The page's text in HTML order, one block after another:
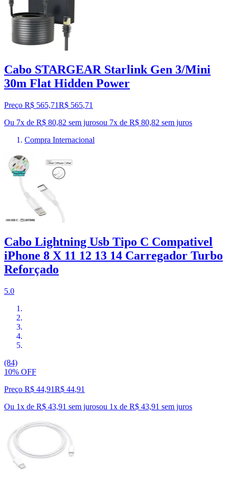
Cabo STARGEAR Starlink Gen 3/Mini
30m Flat Hidden Power
Preço R$ 565,71R$ 565,71
Ou 7x de R$ 80,82 sem jurosou 7x de R$ 80,82 sem juros
Compra Internacional
Cabo Lightning Usb Tipo C Compativel
iPhone 8 X 11 12 13 14 Carregador Turbo
Reforçado
5.0
(84)
10% OFF
Preço R$ 44,91R$ 44,91
Ou 1x de R$ 43,91 sem jurosou 1x de R$ 43,91 sem juros